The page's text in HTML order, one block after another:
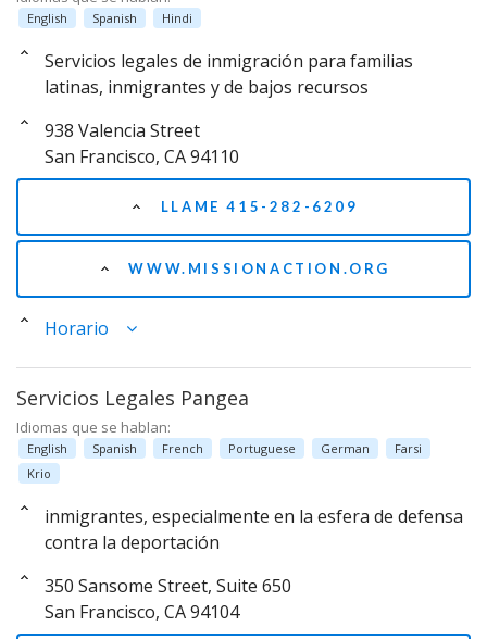
English Spanish Hindi
Servicios legales de inmigración para familias
latinas, inmigrantes y de bajos recursos
938 Valencia Street
San Francisco, CA 94110
LLAME 415-282-6209
WWW.MISSIONACTION.ORG
Horario
Servicios Legales Pangea
Idiomas que se hablan:
English Spanish French Portuguese German
Farsi
Krio
inmigrantes, especialmente en la esfera de defensa
contra la deportación
350 Sansome Street, Suite 650
San Francisco, CA 94104